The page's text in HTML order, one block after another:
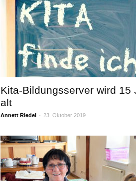
Kita-Bildungsserver wird 15
alt
Annett Riedel - 23. Oktober 2019